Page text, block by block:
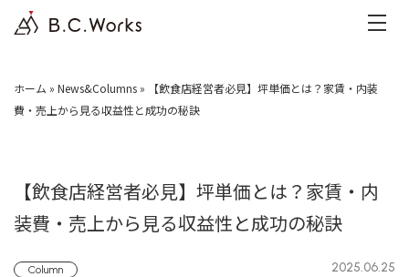
ホーム » News&Columns »
【飲食店経営者必見】坪単価とは？家賃・内装
費・売上から見る収益性と成功の秘訣
【飲食店経営者必見】坪単価とは？家賃・内
装費・売上から見る収益性と成功の秘訣
Column 2025.06.25